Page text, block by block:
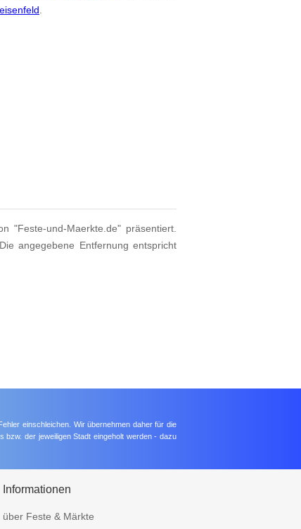
.
"Feste-und-Maerkte.de" präsentiert.
angegebene Entfernung entspricht
einschleichen. Wir übernehmen daher für die
bzw. der jeweiligen Stadt eingeholt werden - dazu
Informationen
über Feste & Märkte